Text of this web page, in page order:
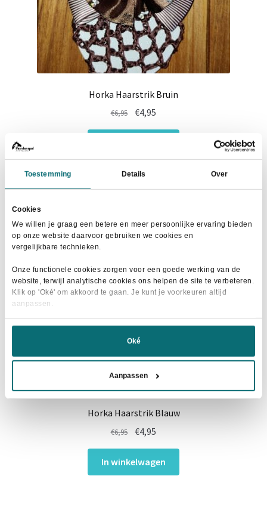
Toestemming Details Over
Cookies
We willen je graag een betere en meer persoonlijke ervaring bieden
op onze website daarvoor gebruiken we cookies en
vergelijkbare technieken.
Onze functionele cookies zorgen voor een goede werking van de
website, terwijl analytische cookies ons helpen de site te verbeteren.
Klik op 'Oké' om akkoord te gaan. Je kunt je voorkeuren altijd
aanpassen.
Oké
Aanpassen
Horka Haarstrik Bruin
€6,95
Oorspronkelijke
prijs
€6,95.
€4,95
prijs
€4,95.
Horka Haarstrik Blauw
- 28%
€6,95
Oorspronkelijke
prijs
was:
€6,95.
€4,95
prijs
is:
€4,95.
In winkelwagen